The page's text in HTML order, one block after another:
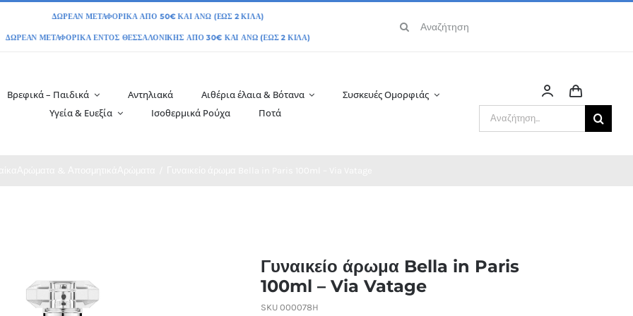
Αναζήτηση
Βρεφικά – Παιδικά Αντηλιακά Αιθέρια έλαια & Βότανα
Συσκευές Ομορφιάς
Υγεία & Ευεξία
Ισοθερμικά Ρούχα Ποτά
Αναζήτηση
για:
Γυναικείο άρωμα Bella in Paris
100ml – Via Vatage
SKU000078H